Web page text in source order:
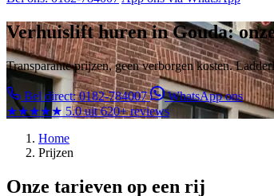
Verhuislift huren in Gouda:
Transparante prijzen, geen verborgen kosten.
Bel direct: 0182-784007
WhatsApp ons
★★★★★ 5.0 uit 620+ reviews
Home
Prijzen
Onze tarieven op een rij